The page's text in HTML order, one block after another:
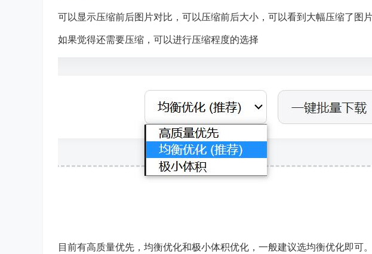
可以显示压缩前后图片对比，可以压缩前后大小，可以看到大幅压缩了图
如果觉得还需要压缩，可以进行压缩程度的选择
目前有高质量优先，均衡优化和极小体积优化，一般建议选均衡优化即可。